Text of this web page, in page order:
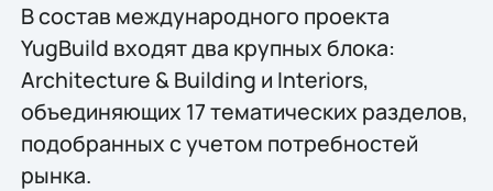
В состав международного проекта
YugBuild входят два крупных блока:
Architecture & Building и Interiors,
объединяющих 17 тематических разделов,
подобранных с учетом потребностей
рынка.